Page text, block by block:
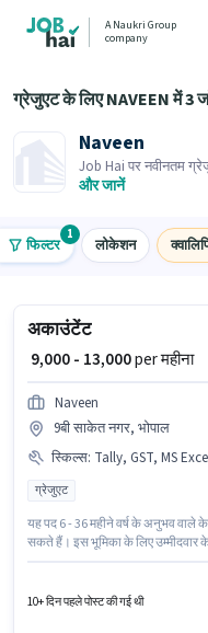
A Naukri Group
company
ग्रेजुएट के लिए NAVEEN में 3
Naveen
Job Hai पर नवीनतम
भर्तीकर्ता के पास आपके
और जानें
फिल्टर
1
लोकेशन
अकाउंटेंट
₹ 9,000 - 13,000per महीना
Naveen
9बी साकेत नगर, भोपाल
स्किल्स: Tally, GST, MS
ग्रेजुएट
यह पद 6 - 36 महीने वर्ष के अनुभव वाले
सकते हैं। इस भूमिका के लिए उम्मीदवार
अकाउंटेंट श्रेणी में अकाउंटेंट के रूप में
10+ दिन पहले पोस्ट की गई थी